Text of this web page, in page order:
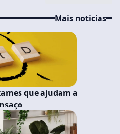
Mais noticias
que ajudam a